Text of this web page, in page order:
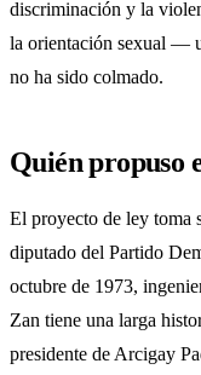
discriminación y la
la orientación sexual —
no ha sido colmado.
Quién propuso
El proyecto de ley toma
diputado del Partido
octubre de 1973,
Zan tiene una larga
presidente de Arcigay